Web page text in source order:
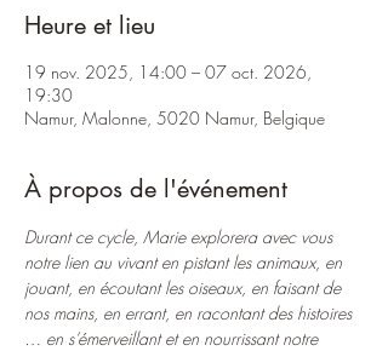
Heure et lieu
19 nov. 2025, 14:00 – 07 oct. 2026,
19:30
Namur, Malonne, 5020 Namur, Belgique
À propos de l'événement
Durant ce cycle, Marie explorera avec vous
notre lien au vivant en pistant les animaux, en
jouant, en écoutant les oiseaux, en faisant de
nos mains, en errant, en racontant des histoires
… en s’émerveillant et en nourrissant notre